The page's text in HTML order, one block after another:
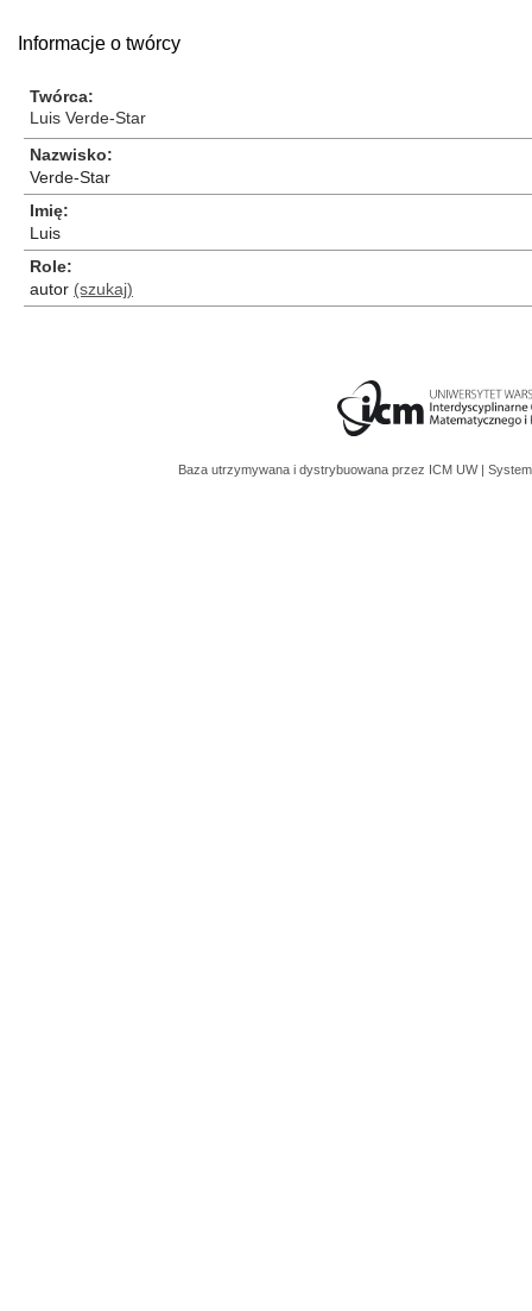
Informacje o twórcy
Twórca
Luis Verde-Star
Nazwisko
Verde-Star
Imię
Luis
Role
autor (szukaj)
Baza utrzymywana i dystrybuowana przez ICM UW |